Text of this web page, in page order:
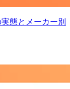
態とメーカー別